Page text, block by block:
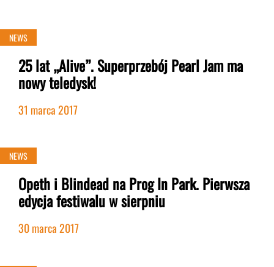
NEWS
25 lat „Alive”. Superprzebój Pearl Jam ma
nowy teledysk!
31 marca 2017
NEWS
Opeth i Blindead na Prog In Park. Pierwsza
edycja festiwalu w sierpniu
30 marca 2017